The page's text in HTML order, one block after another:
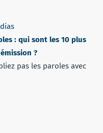
: qui sont les 10 plus
?
pas les paroles avec